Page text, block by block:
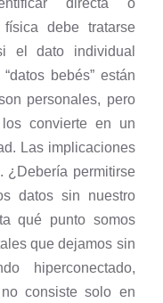
debe tratarse
el dato individual
bebés” están
personales, pero
convierte en un
Las implicaciones
¿Debería permitirse
datos sin nuestro
qué punto somos
que dejamos sin
hiperconectado,
consiste solo en